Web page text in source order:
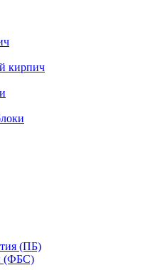
кирпич
(ПБ)
(ФБС)